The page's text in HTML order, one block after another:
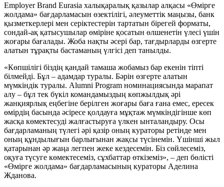
Employer Brand Eurasia халықаралық қазылар алқасы «Өмірге
жолдама» бағдарламасын өзектілігі, әлеуметтік маңызы, банк
қызметкерлері мен серіктестерін тартатын бірегей форматы,
сондай-ақ қатысушылар өміріне қосатын өлшенетін үлесі үшін
жоғары бағалады. Жоба нақты әсері бар, тағдырларды өзгерте
алатын тұрақты бастаманың үлгісі деп танылды.
«Көпшілігі біздің қандай тамаша жобамыз бар екенін тіпті
білмейді. Бұл – адамдар туралы. Бәрін өзгерте алатын
мүмкіндік туралы. Alumni Program номинациясында марапат
алу – бұл тек бүкіл командамыздың көпжылдық әрі
жанқиярлық еңбегіне берілген жоғары баға ғана емес, ересек
өмірдің басында әсіресе қолдауға мұқтаж мүмкіндігінше көп
жасқа көмектесуді жалғастыруға үлкен ынталандыру. Осы
бағдарламаның түлегі әрі қазір оның кураторы ретінде мен
оның құндылығын барлығынан жақсы түсінемін. Үшінші жыл
қатарынан әр жаңа легпен жеке кездесемін. Біз сөйлесеміз,
оқуға түсуге көмектесеміз, сұхбаттар өткіземіз», – деп бөлісті
«Өмірге жолдама» бағдарламасының кураторы Аделина
Жданова.